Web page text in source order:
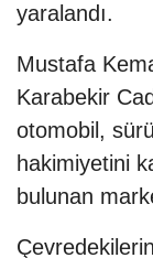
yaralandı.
Mustafa
Karabekir
otomobil,
hakimiyetini
bulunan